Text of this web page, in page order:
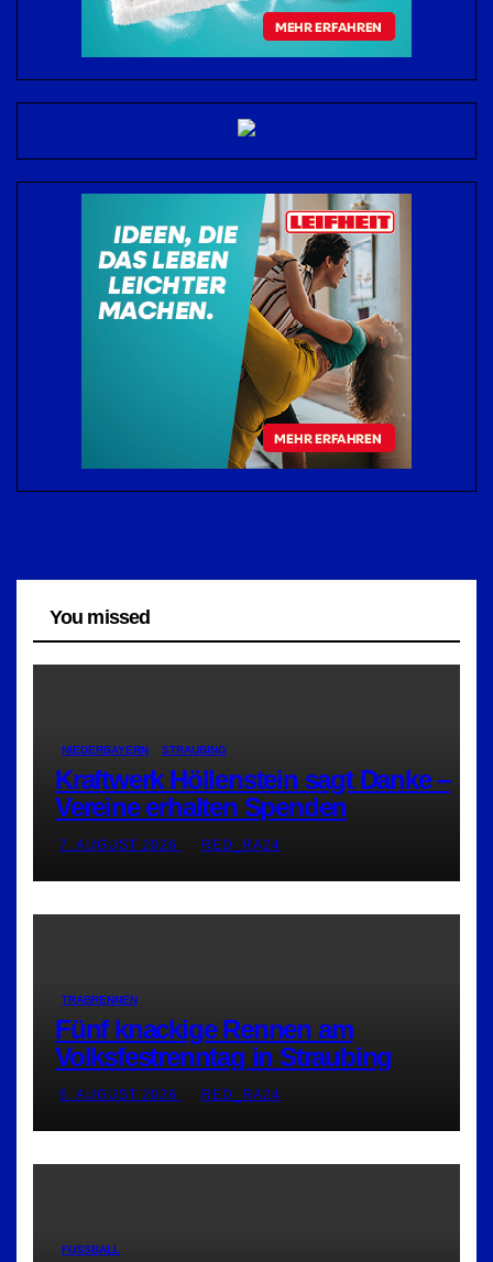
You missed
NIEDERBAYERN STRAUBING
Kraftwerk Höllenstein sagt Danke –
Vereine erhalten Spenden
7. AUGUST 2026 RED_RA24
TRABRENNEN
Fünf knackige Rennen am
Volksfestrenntag in Straubing
6. AUGUST 2026 RED_RA24
FUSSBALL